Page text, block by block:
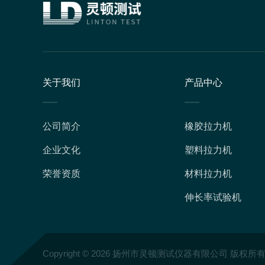
关于我们
公司简介
企业文化
荣誉资质
产品中心
橡胶拉力机
塑料拉力机
材料拉力机
伸长率试验机
Copyright © 2026 扬州市灵顿测试仪器有限公司 版权所有